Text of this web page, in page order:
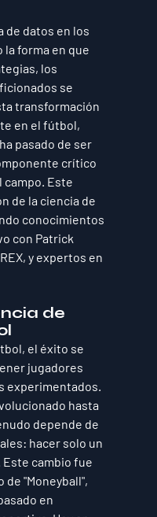
de datos en los
forma en que
los
se
transformación
en el fútbol,
pasado de ser
crítico
Este
de la ciencia de
conocimientos
con Patrick
y expertos en
de
el éxito se
jugadores
experimentados.
hasta
depende de
hacer solo un
Este cambio fue
"Moneyball",
en